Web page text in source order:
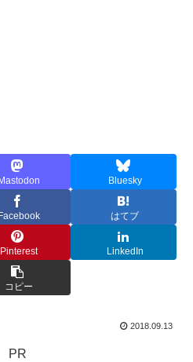
Bluesky
はてブ
Pinterest LinkedIn
コピー
2018.09.13
PR